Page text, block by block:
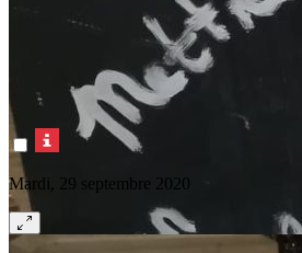
Mardi, 29 septembre 2020